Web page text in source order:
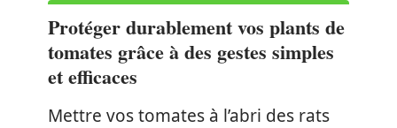
Protéger durablement vos plants de
tomates grâce à des gestes simples
et efficaces
Mettre vos tomates à l’abri des rats